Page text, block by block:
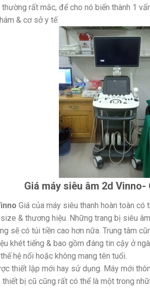
rất mắc, để cho nó biến thành 1
& cơ sở y tế.
Giá máy siêu âm 2d Vinno-
Giá của máy siêu thanh hoàn toàn
& thương hiệu. Những trang bị siêu
sẽ có túi tiền cao hơn nữa. Trung tâm
khét tiếng & bao gồm đáng tin cậy ở
hệ nổi hoặc không mang tên tuổi.
thiết lập mới hay sử dụng. Máy mới
thiết bị cũ cũng rất có thể là một trong